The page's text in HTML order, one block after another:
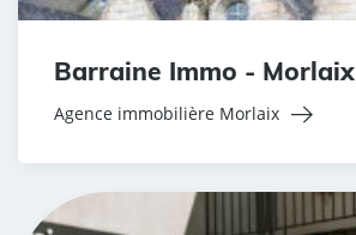
Barraine Immo - Morlaix
Agence immobilière Morlaix